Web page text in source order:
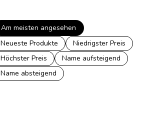
Am meisten angesehen
Neueste Produkte
Niedrigster Preis
Höchster Preis
Name aufsteigend
Name absteigend